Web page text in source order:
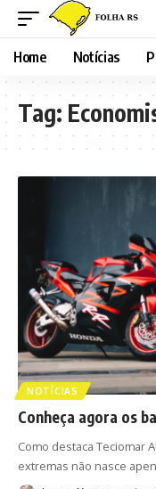
Home Notícias
Tag:
NOTÍCIAS
Conheça agora os
Como destaca Teciomar
extremas não nasce